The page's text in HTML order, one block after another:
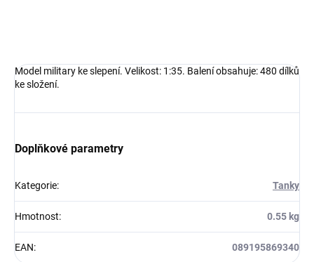
Model military ke slepení. Velikost: 1:35. Balení obsahuje: 480 dílků
ke složení.
Doplňkové parametry
Kategorie: Tanky
Hmotnost: 0.55 kg
EAN: 089195869340